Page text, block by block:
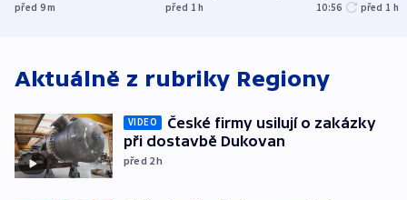
s Běloruskem
před 9m
zdržují záchranáře
před 1h
jako úmyslný
10:56 před 1 h
Aktuálně z rubriky Regiony
VIDEO
České firmy usilují o zakázky
při dostavbě Dukovan
před 2h